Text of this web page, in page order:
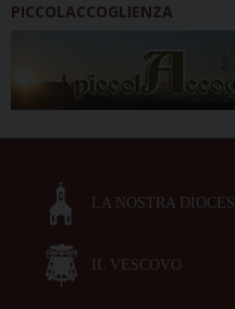
PICCOLACCOGLIENZA
LA NOSTRA DIOCESI
IL VESCOVO